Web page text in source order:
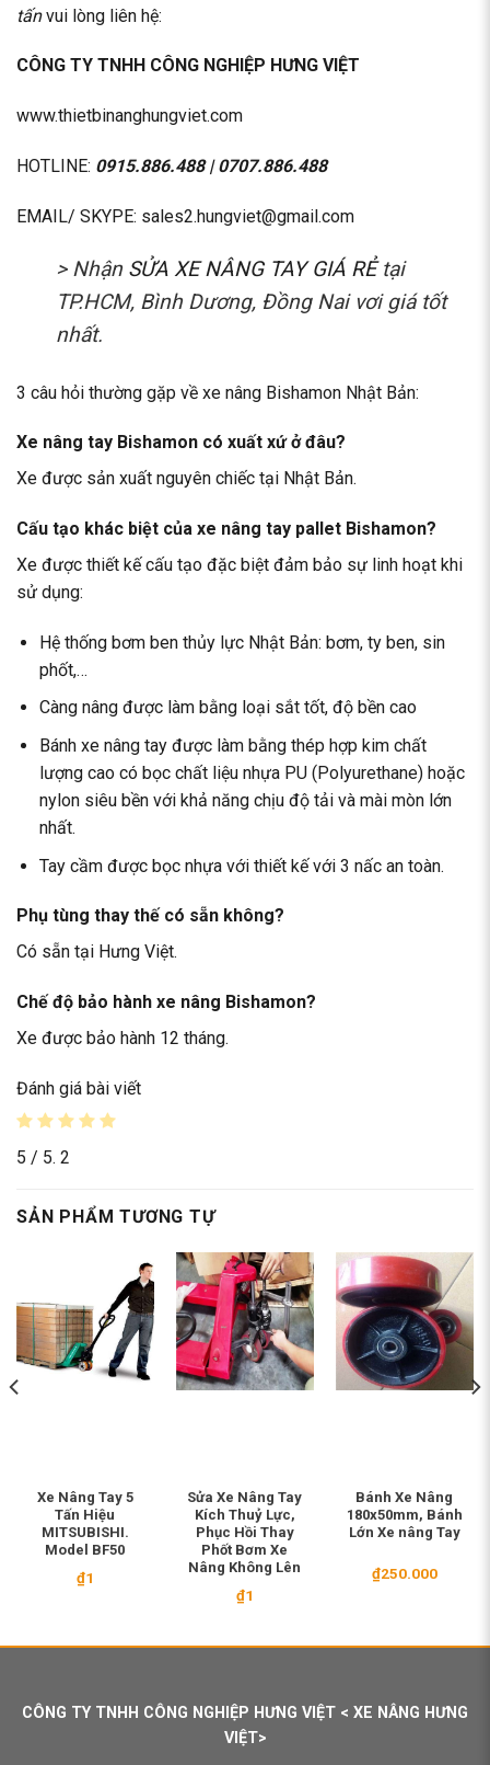
tấnvui lòng liên hệ:
CÔNG TY TNHH CÔNG NGHIỆP HƯNG VIỆT
www.thietbinanghungviet.com
HOTLINE: 0915.886.488|0707.886.488
EMAIL/ SKYPE: sales2.hungviet@gmail.com
> Nhận SỬA XE NÂNG TAY GIÁ RẺtại
TP.HCM, Bình Dương, Đồng Nai vơi giá tốt
nhất.
3 câu hỏi thường gặp về xe nâng Bishamon Nhật Bản:
Xe nâng tay Bishamon có xuất xứ ở đâu?
Xe được sản xuất nguyên chiếc tại Nhật Bản.
Cấu tạo khác biệt của xe nâng tay pallet Bishamon?
Xe được thiết kế cấu tạo đặc biệt đảm bảo sự linh hoạt khi
sử dụng:
Hệ thống bơm ben thủy lực Nhật Bản: bơm, ty ben, sin
phốt,…
Càng nâng được làm bằng loại sắt tốt, độ bền cao
Bánh xe nâng tay được làm bằng thép hợp kim chất
lượng cao có bọc chất liệu nhựa PU (Polyurethane) hoặc
nylon siêu bền với khả năng chịu độ tải và mài mòn lớn
nhất.
Tay cầm được bọc nhựa với thiết kế với 3 nấc an toàn.
Phụ tùng thay thế có sẵn không?
Có sẵn tại Hưng Việt.
Chế độ bảo hành xe nâng Bishamon?
Xe được bảo hành 12 tháng.
Đánh giá bài viết
5 / 5. 2
SẢN PHẨM TƯƠNG TỰ
Xe Nâng Tay 5
Tấn Hiệu
MITSUBISHI.
Model BF50
₫1
Sửa Xe Nâng Tay
Kích Thuỷ Lực,
Phục Hồi Thay
Phốt Bơm Xe
Nâng Không Lên
₫1
Bánh Xe Nâng
180x50mm, Bánh
Lớn Xe nâng Tay
₫250.000
CÔNG TY TNHH CÔNG NGHIỆP HƯNG VIỆT < XE NÂNG HƯNG
VIỆT>